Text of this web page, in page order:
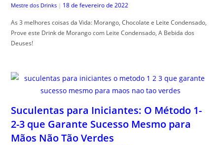
Mestre dos Drinks | 18 de fevereiro de 2022
As 3 melhores coisas da Vida: Morango, Chocolate e Leite Condensado,
Prove este Drink de Morango com Leite Condensado, A Bebida dos
Deuses!
Suculentas para Iniciantes: O Método 1-
2-3 que Garante Sucesso Mesmo para
Mãos Não Tão Verdes